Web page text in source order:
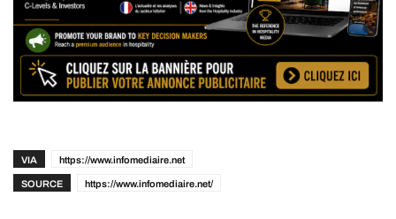
VIA https://www.infomediaire.net
SOURCE https://www.infomediaire.net/